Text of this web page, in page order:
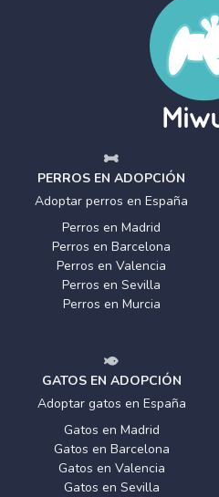
PERROS EN ADOPCIÓN
Adoptar perros en España
Perros en Madrid
Perros en Barcelona
Perros en Valencia
Perros en Sevilla
Perros en Murcia
GATOS EN ADOPCIÓN
Adoptar gatos en España
Gatos en Madrid
Gatos en Barcelona
Gatos en Valencia
Gatos en Sevilla